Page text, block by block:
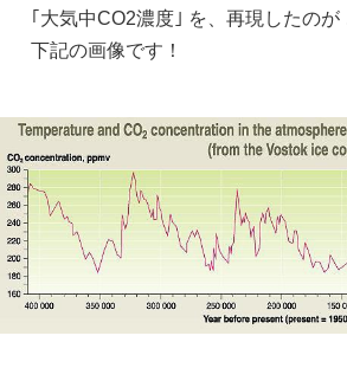
｢大気中CO2濃度｣ を、再現したの
下記の画像です！